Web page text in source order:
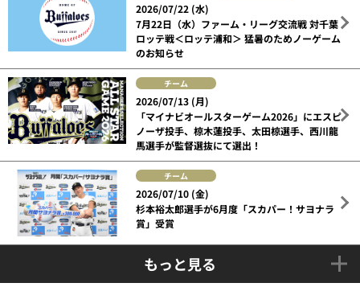
2026/07/22 (水)
7月22日（水）ファーム・リーグ交流戦 対千葉
ロッテ戦＜ロッテ浦和＞ 猛暑のためノーゲーム
のお知らせ
チーム
2026/07/13 (月)
「マイナビオールスターゲーム2026」にエスピ
ノーザ投手、椋木蓮投手、太田椋選手、西川龍
馬選手が監督選抜にて選出！
チーム
2026/07/10 (金)
杉本裕太郎選手が6月度「スカパー！サヨナラ
賞」受賞
もっと見る